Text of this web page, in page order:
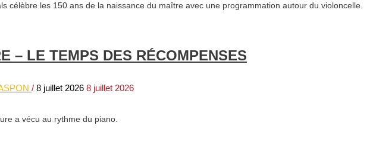
célèbre les 150 ans de la naissance du maître avec une programmation autour du violoncelle.
– LE TEMPS DES RÉCOMPENSES
/ 8 juillet 2026 8 juillet 2026
a vécu au rythme du piano.